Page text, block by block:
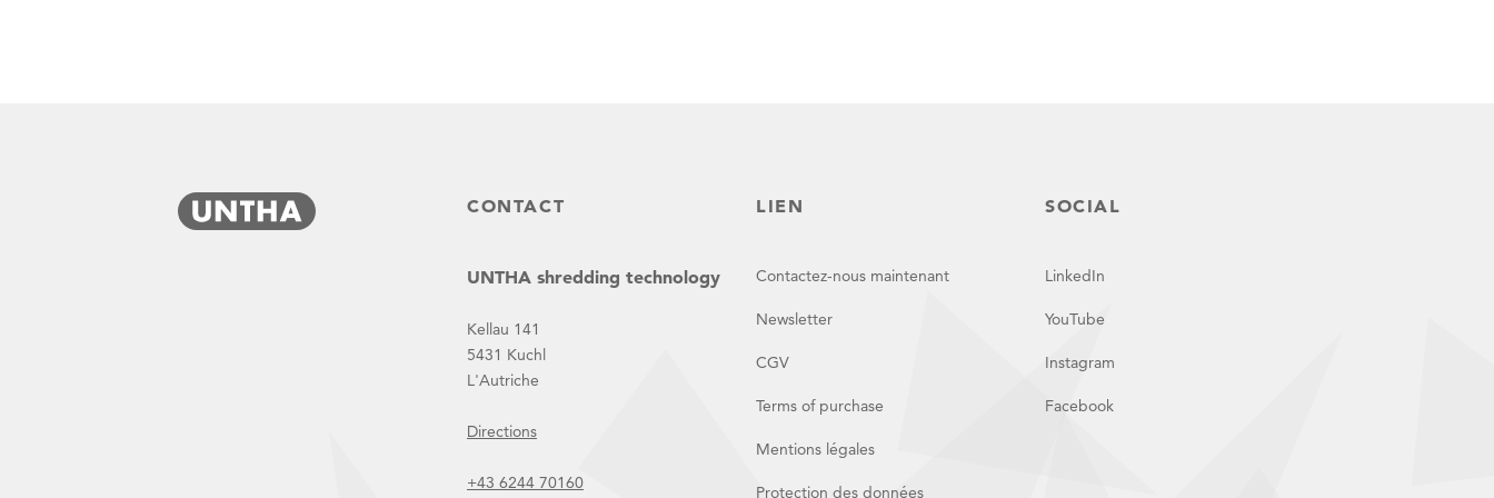
CONTACT
UNTHA shredding technology
Kellau 141
5431 Kuchl
L'Autriche
Directions
+43 6244 70160
LIEN
Contactez-nous maintenant
Newsletter
CGV
Terms of purchase
Mentions légales
Protection des données
SOCIAL
LinkedIn
YouTube
Instagram
Facebook